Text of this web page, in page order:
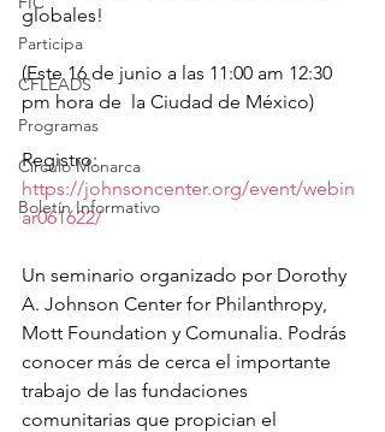
Participa
CFLEADS
Programas
Círculo Monarca
Boletín Informativo
globales!
(Este 16 de junio a las 11:00 am 12:30
pm hora de  la Ciudad de México)
Registro:
https://johnsoncenter.org/event/webin
ar061622/
Un seminario organizado por Dorothy
A. Johnson Center for Philanthropy,
Mott Foundation y Comunalia. Podrás
conocer más de cerca el importante
trabajo de las fundaciones
comunitarias que propician el